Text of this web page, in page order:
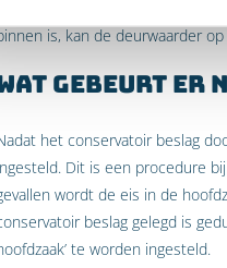
is, kan de deurwaarder
gebeurt er
het conservatoir beslag
Dit is een procedure
wordt de eis in de
beslag gelegd is
te worden ingesteld.